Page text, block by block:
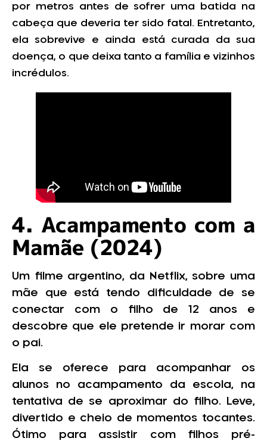
por metros antes de sofrer uma batida na
cabeça que deveria ter sido fatal. Entretanto,
ela sobrevive e ainda está curada da sua
doença, o que deixa tanto a família e vizinhos
incrédulos.
4. Acampamento com a
Mamãe (2024)
Um filme argentino, da Netflix, sobre uma
mãe que está tendo dificuldade de se
conectar com o filho de 12 anos e
descobre que ele pretende ir morar com
o pai.
Ela se oferece para acompanhar os
alunos no acampamento da escola, na
tentativa de se aproximar do filho. Leve,
divertido e cheio de momentos tocantes.
Ótimo para assistir com filhos pré-